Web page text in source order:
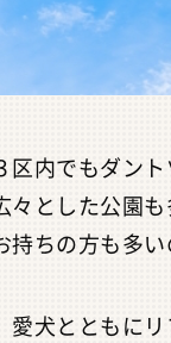
区内でもダン
々とした公園
持ちの方も多
愛犬とともに